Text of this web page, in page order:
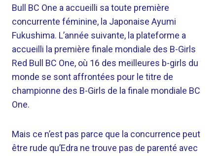
Bull BC One a accueilli sa toute première
concurrente féminine, la Japonaise Ayumi
Fukushima. L’année suivante, la plateforme a
accueilli la première finale mondiale des B-Girls
Red Bull BC One, où 16 des meilleures b-girls du
monde se sont affrontées pour le titre de
championne des B-Girls de la finale mondiale BC
One.
Mais ce n’est pas parce que la concurrence peut
être rude qu’Edra ne trouve pas de parenté avec